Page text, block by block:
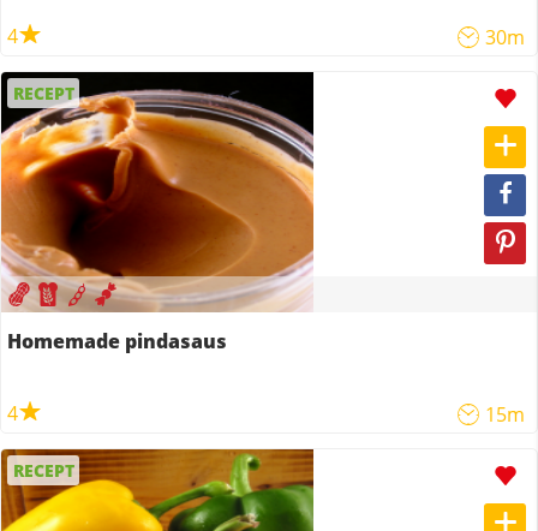
4 30m
RECEPT
Homemade pindasaus
4 15m
RECEPT